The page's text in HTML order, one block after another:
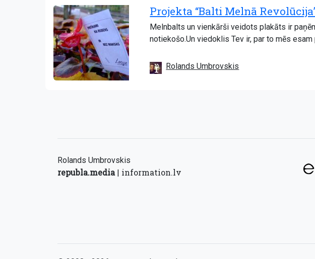
Projekta “Balti Melnā
Melnbalts un vienkārši veidots plakāts ir
notiekošo.Un viedoklis Tev ir, par to mēs
Rolands Umbrovskis
Rolands Umbrovskis
republa.media| information.lv